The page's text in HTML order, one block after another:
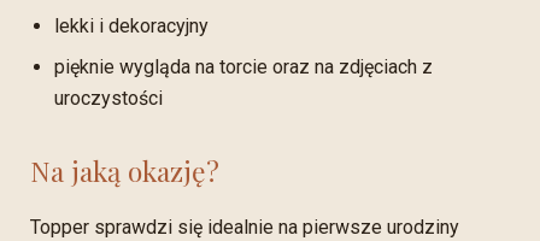
lekki i dekoracyjny
pięknie wygląda na torcie oraz na zdjęciach z
uroczystości
Na jaką okazję?
Topper sprawdzi się idealnie na pierwsze urodziny